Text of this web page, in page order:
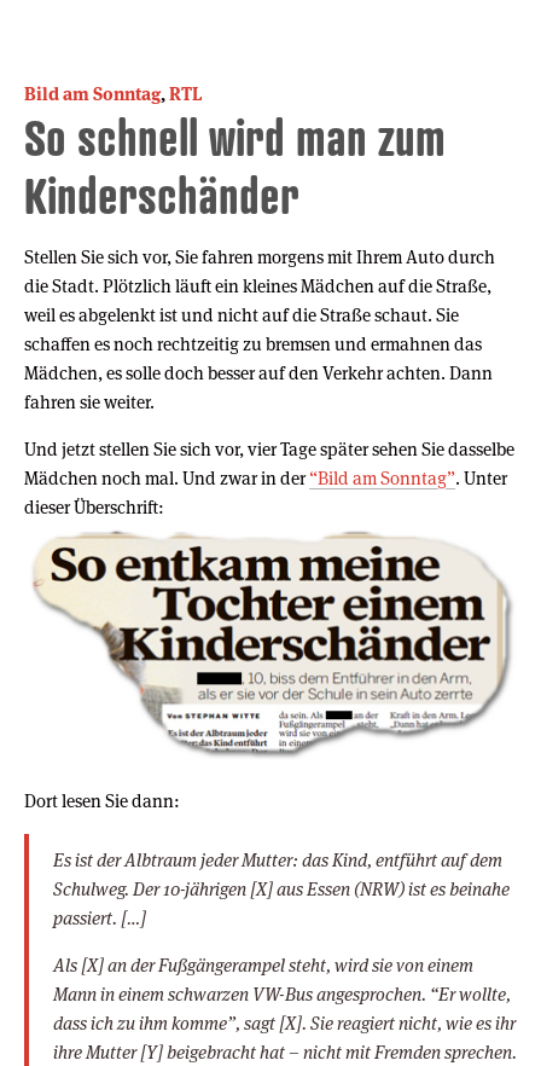
Bild am Sonntag,RTL
So schnell wird man zum
Kinderschänder
Stellen Sie sich vor, Sie fahren morgens mit Ihrem Auto durch
die Stadt. Plötzlich läuft ein kleines Mädchen auf die Straße,
weil es abgelenkt ist und nicht auf die Straße schaut. Sie
schaffen es noch rechtzeitig zu bremsen und ermahnen das
Mädchen, es solle doch besser auf den Verkehr achten. Dann
fahren sie weiter.
Und jetzt stellen Sie sich vor, vier Tage später sehen Sie dasselbe
Mädchen noch mal. Und zwar in der“Bild am Sonntag”. Unter
dieser Überschrift:
Dort lesen Sie dann:
Es ist der Albtraum jeder Mutter: das Kind, entführt auf dem
Schulweg. Der 10-jährigen [X] aus Essen (NRW) ist es beinahe
passiert. […]
Als [X] an der Fußgängerampel steht, wird sie von einem
Mann in einem schwarzen VW-Bus angesprochen. “Er wollte,
dass ich zu ihm komme”, sagt [X]. Sie reagiert nicht, wie es ihr
ihre Mutter [Y] beigebracht hat – nicht mit Fremden sprechen.